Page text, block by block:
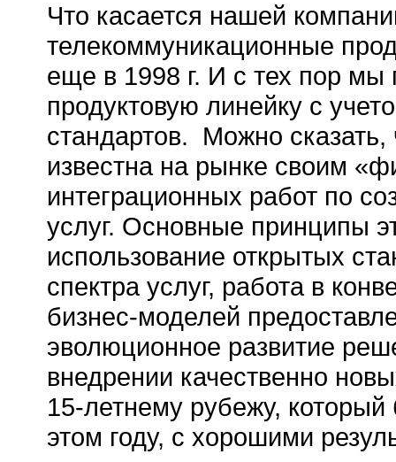
Что касается нашей
телекоммуникационные
еще в 1998 г. И с тех пор
продуктовую линейку с
стандартов. Можно
известна на рынке своим
интеграционных работ по
услуг. Основные принципы
использование открытых
спектра услуг, работа в
бизнес-моделей
эволюционное развитие
внедрении качественно
15-летнему рубежу,
этом году, с хорошими